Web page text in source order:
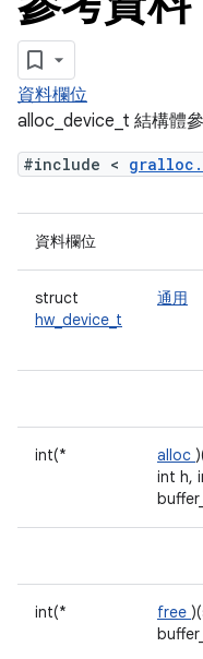
資料欄位
alloc_device_t 結構體
#include <
資料欄位
struct
hw_device_t
通用
int(* alloc
int h,
int(* free